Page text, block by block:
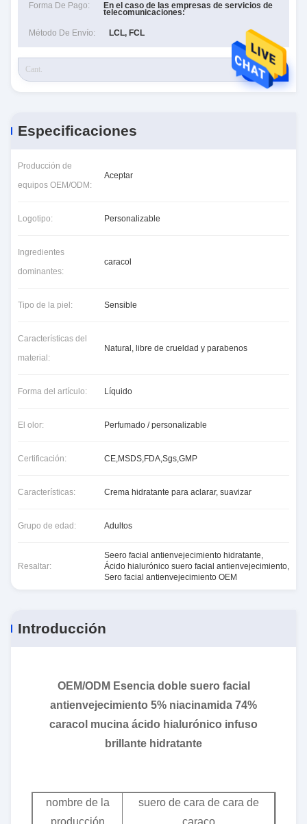
Forma De Pago: En el caso de las empresas de servicios de
telecomunicaciones:
Método De Envío: LCL, FCL
RFQ
Especificaciones
Producción de
equipos OEM/ODM:
Aceptar
Logotipo: Personalizable
Ingredientes
dominantes:
caracol
Tipo de la piel: Sensible
Características del
material:
Natural, libre de crueldad y parabenos
Forma del artículo: Líquido
El olor: Perfumado / personalizable
Certificación: CE,MSDS,FDA,Sgs,GMP
Características: Crema hidratante para aclarar, suavizar
Grupo de edad: Adultos
Resaltar:
Seero facial antienvejecimiento hidratante,
Ácido hialurónico suero facial antienvejecimiento,
Sero facial antienvejecimiento OEM
Introducción
OEM/ODM Esencia doble suero facial
antienvejecimiento 5% niacinamida 74%
caracol mucina ácido hialurónico infuso
brillante hidratante
nombre de la
producción
suero de cara de cara de
caraco